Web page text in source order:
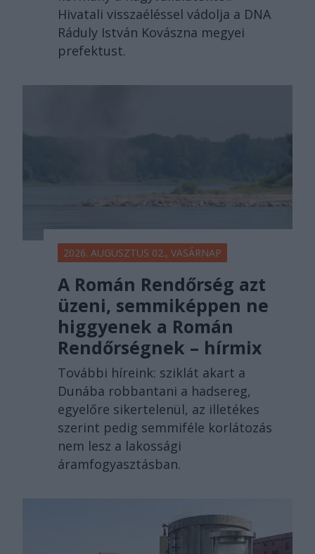
Hivatali visszaéléssel vádolja a DNA
Ráduly István Kovászna megyei
prefektust.
2026. AUGUSZTUS 02., VASÁRNAP
A Román Rendőrség azt
üzeni, semmiképpen ne
higgyenek a Román
Rendőrségnek – hírmix
További híreink: sziklát akart a
Dunába robbantani a hadsereg,
egyelőre sikertelenül, az illetékes
szerint pedig semmiféle korlátozás
nem lesz a lakossági
áramfogyasztásban.